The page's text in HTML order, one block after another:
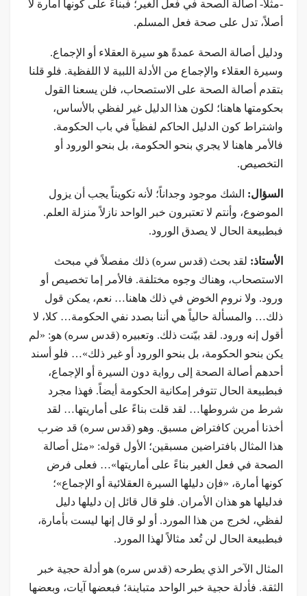
-مثلاً- أصالة الصحة في فعل الغير؛ فبناءً على كونها أمارة لا
أصلاً، تدل على صحة فعل المسلم.
ودليل أصالة الصحة عمدةً هو سيرة العقلاء أو الإجماع.
وسيرة العقلاء والإجماع من الأدلة اللبية لا اللفظية. فلو قلنا
بتقدم أصالة الصحة على الاستصحاب، فلن يسعنا القول
بحكومتها هاهنا؛ لكون هذا الدليل غير لفظي بالأساس،
واشتراط كون الدليل الحاكم لفظياً في باب الحكومة.
فالأمر هاهنا لا يجري بنحو الحكومة، بل بنحو الورود أو
التخصيص.
السؤال: الشك موجود وجداناً؛ لأنه تكويناً يجب أن يزول
الموضوع، وأنتم لا تعتبرون خبر الواحد نازلاً منزلة العلم.
فبطبيعة الحال لا يصدق الورود.
الأستاذ: لقد بحث (قدس سره) ذلك مفصلاً في مبحث
الاستصحاب، وهناك وجوه مختلفة. فالأمر إما تخصيص أو
ورود. ولا نروم الخوض في ذلك هاهنا… نعم، يمكن قول
ذلك… والمسألة حالياً هي أننا بصدد نفي الحكومة… كلا، لا
أقول إنه ورود. لقد بيّنت ذلك. وتعبيره (قدس سره) هو: «لم
يكن بنحو الحكومة، بل بنحو الورود أو غير ذلك»… فلو أسند
أحدهم أصالة الصحة إلى رواية دون السيرة أو الإجماع،
فبطبيعة الحال تتوفر إمكانية الحكومة أيضاً. فهذا مجرد
شرط من شروطها… لقد قلت بناءً على أماريتها… لقد
أخذنا أمرين كافتراض مسبق. وهو (قدس سره) قد ضرب
هذا المثال بافتراضين مسبقين؛ الأول قوله: «مثل أصالة
الصحة في فعل الغير بناءً على أماريتها»… فعلى فرض
كونها أمارة، «فإن دليلها السيرة العقلائية أو الإجماع»؛
فدليلها هو هذان الأمران. فلو قال قائل إن دليلها دليل
لفظي، لخرج من هذا المورد. أو لو قال إنها ليست بأمارة،
فبطبيعة الحال لن تُعد مثالاً لهذا المورد.
المثال الآخر الذي يطرحه (قدس سره) هو أدلة حجية خبر
الثقة. فأدلة حجية خبر الواحد متباينة؛ فبعضها آيات، وبعضها